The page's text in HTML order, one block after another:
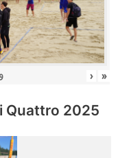
› »
Quattro 2025